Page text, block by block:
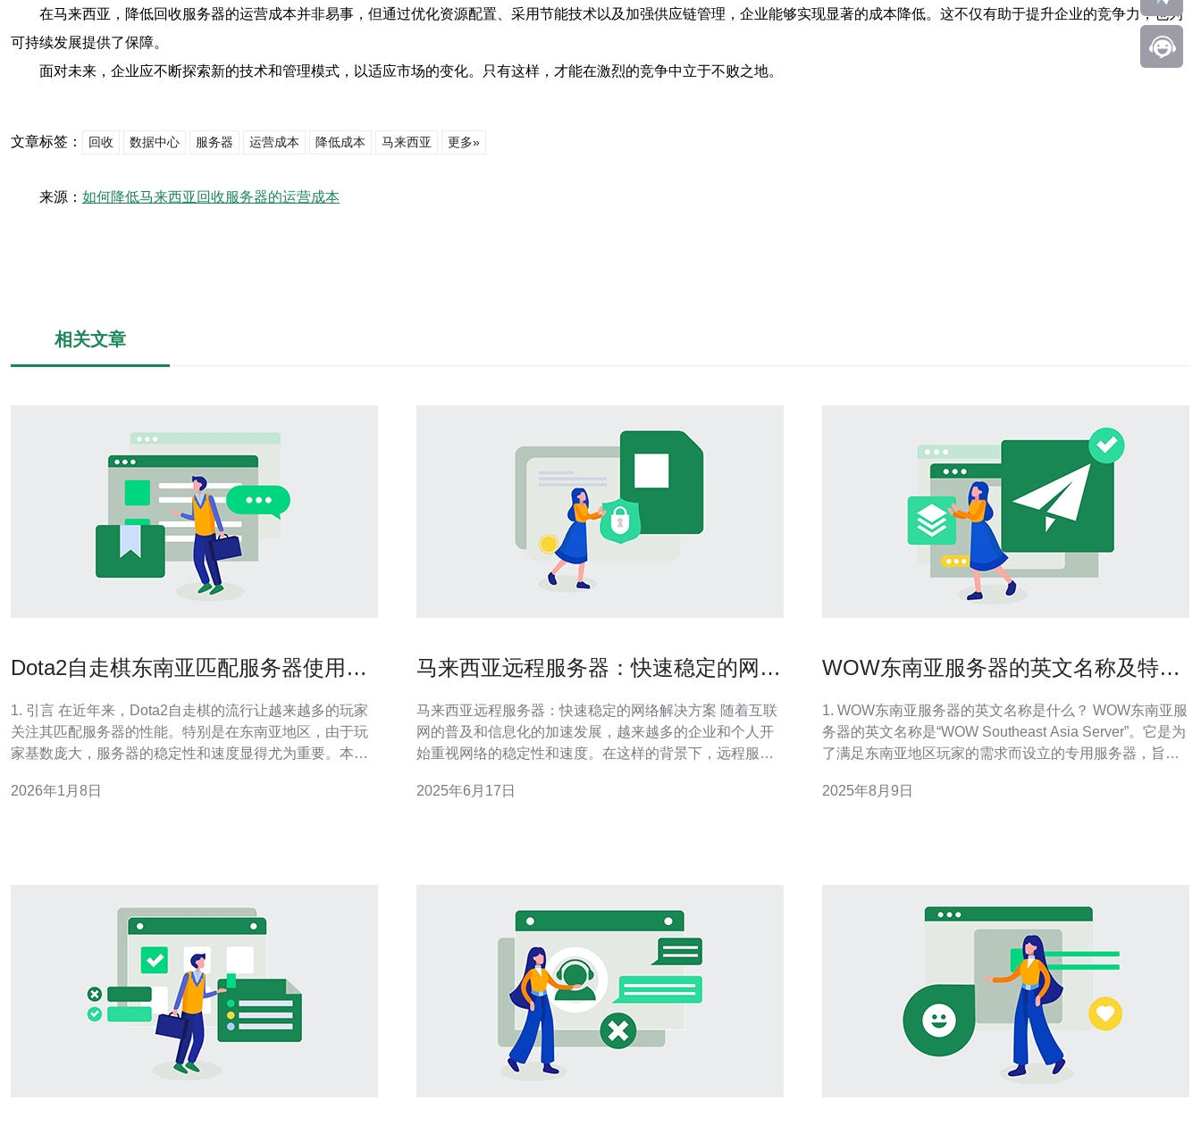
在马来西亚，降低回收服务器的运营成本并非易事，但通过优化资源配置、采用节能技术以及加强供应链管理，企业能够实现显著的成本降低。这不仅有助于提升企业的竞争力，也为
可持续发展提供了保障。
面对未来，企业应不断探索新的技术和管理模式，以适应市场的变化。只有这样，才能在激烈的竞争中立于不败之地。
文章标签： 回收 数据中心 服务器 运营成本 降低成本 马来西亚 更多»
来源： 如何降低马来西亚回收服务器的运营成本
相关文章
Dota2自走棋东南亚匹配服务器使用体
1. 引言 在近年来，Dota2自走棋的流行让越来越多的玩家
关注其匹配服务器的性能。特别是在东南亚地区，由于玩
家基数庞大，服务器的稳定性和速度显得尤为重要。本文
在游戏性能、延迟、稳定性等方面的表现。 2. 东南亚匹配
2026年1月8日
马来西亚远程服务器：快速稳定的网络
马来西亚远程服务器：快速稳定的网络解决方案 随着互联
网的普及和信息化的加速发展，越来越多的企业和个人开
始重视网络的稳定性和速度。在这样的背景下，远程服务
其快速稳定的网络连接，成为了许多人的首选。 远程服务
2025年6月17日
WOW东南亚服务器的英文名称及特点
1. WOW东南亚服务器的英文名称是什么？ WOW东南亚服
务器的英文名称是“WOW Southeast Asia Server”。它是为
了满足东南亚地区玩家的需求而设立的专用服务器，旨在
要特点是什么？ WOW东南亚服务器的主要特点包括低延
2025年8月9日